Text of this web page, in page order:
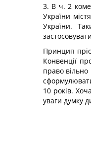
3. В ч. 2
України
України.
Принцип
Конвенції
право
10 років.
уваги думку